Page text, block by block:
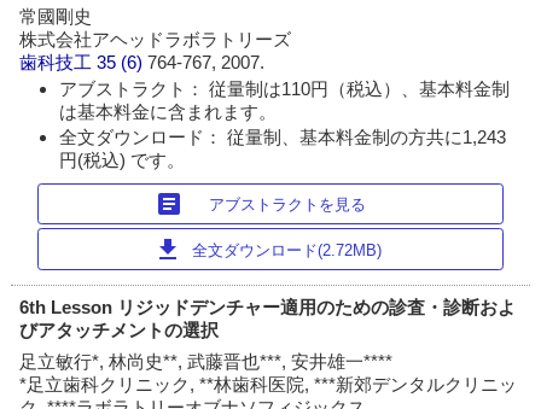
常國剛史
株式会社アヘッドラボラトリーズ
歯科技工 35 (6)764-767, 2007.
アブストラクト： 従量制は110円（税込）、基本料金制
は基本料金に含まれます。
全文ダウンロード： 従量制、基本料金制の方共に1,243
円(税込) です。
article アブストラクトを見る
download 全文ダウンロード(2.72MB)
6th Lesson リジッドデンチャー適用のための診査・診断およ
びアタッチメントの選択
足立敏行*, 林尚史**, 武藤晋也***, 安井雄一****
*足立歯科クリニック, **林歯科医院, ***新郊デンタルクリニッ